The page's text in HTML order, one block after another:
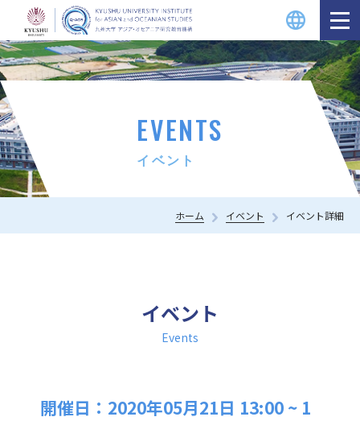
EVENTS
イベント
ホーム イベント イベント詳細
イベント
Events
開催日：2020年05月21日 13:00 ~ 1